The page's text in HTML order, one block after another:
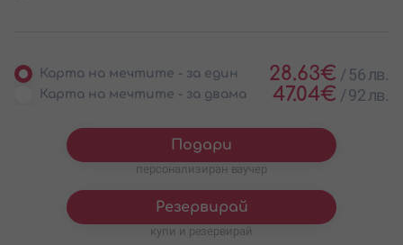
Карта на мечтите - за един 28.63€ / 56 лв.
Карта на мечтите - за двама 47.04€ /92 лв.
Подари
персонализиран ваучер
Резервирай
купи и резервирай